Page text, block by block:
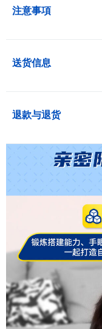
注意事項
送货信息
退款与退货